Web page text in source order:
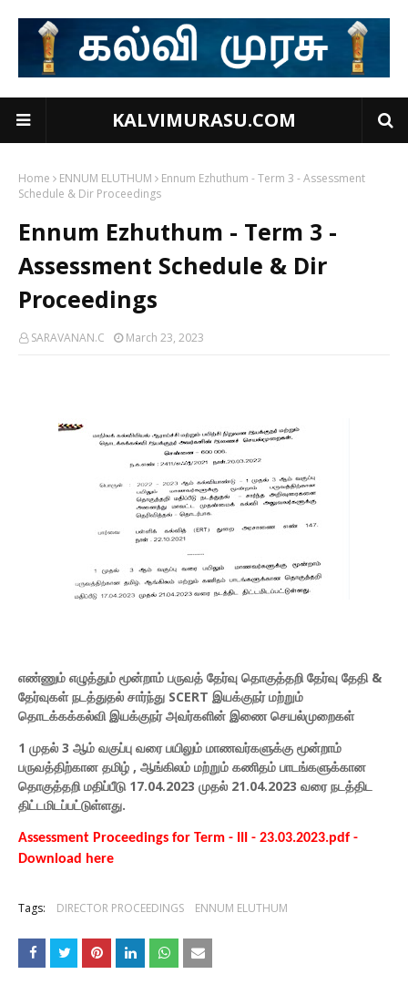
KALVIMURASU.COM
Home ENNUM ELUTHUM
Ennum Ezhuthum - Term 3 - Assessment
Schedule & Dir Proceedings
Ennum Ezhuthum - Term 3 -
Assessment Schedule & Dir
Proceedings
SARAVANAN.C March 23, 2023
எண்ணும் எழுத்தும் மூன்றாம் பருவத் தேர்வு தொகுத்தறி தேர்வு தேதி &
தேர்வுகள் நடத்துதல் சார்ந்து SCERT இயக்குநர் மற்றும்
தொடக்கக்கல்வி இயக்குநர் அவர்களின் இணை செயல்முறைகள்
1 முதல் 3 ஆம் வகுப்பு வரை பயிலும் மாணவர்களுக்கு மூன்றாம்
பருவத்திற்கான தமிழ் , ஆங்கிலம் மற்றும் கணிதம் பாடங்களுக்கான
தொகுத்தறி மதிப்பீடு 17.04.2023 முதல் 21.04.2023 வரை நடத்திட
திட்டமிடப்பட்டுள்ளது.
Assessment Proceedings for Term - III - 23.03.2023.pdf -
Download here
Tags: DIRECTOR PROCEEDINGS ENNUM ELUTHUM